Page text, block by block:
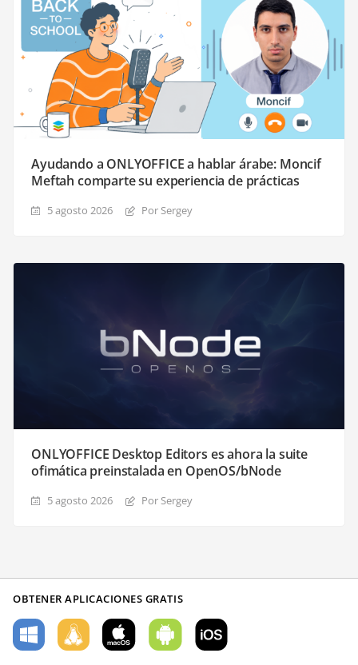
Ayudando a ONLYOFFICE a hablar árabe: Moncif
Meftah comparte su experiencia de prácticas
5 agosto 2026 Por Sergey
ONLYOFFICE Desktop Editors es ahora la suite
ofimática preinstalada en OpenOS/bNode
5 agosto 2026 Por Sergey
OBTENER APLICACIONES GRATIS